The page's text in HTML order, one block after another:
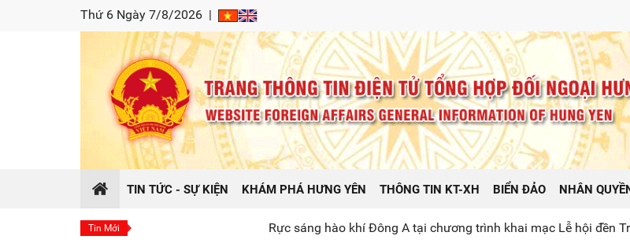
Thứ 6 Ngày 7/8/2026 |
TIN TỨC - SỰ KIỆN KHÁM PHÁ HƯNG YÊN THÔNG TIN KT-XH BIỂN ĐẢO NHÂN
Tin Mới Rực sáng hào khí Đông A tại chương trình khai mạc Lễ hội đền Trần tỉnh Hưng Yên